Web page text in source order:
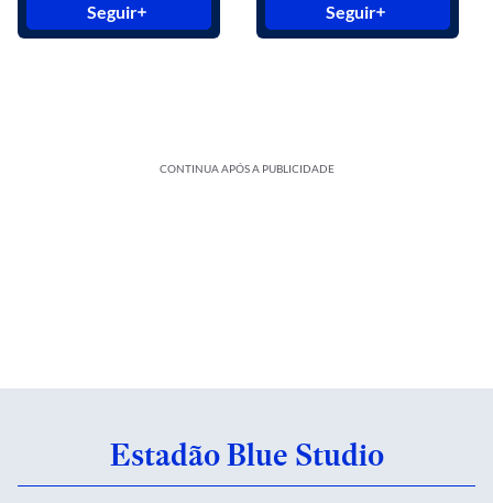
Seguir Seguir
CONTINUA APÓS A PUBLICIDADE
Estadão Blue Studio